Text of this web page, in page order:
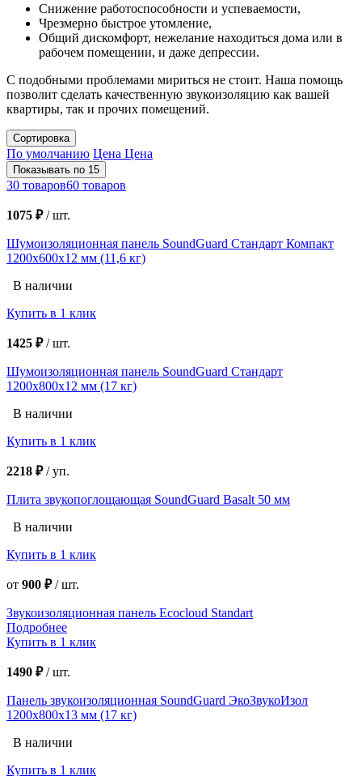
Снижение работоспособности и успеваемости,
Чрезмерно быстрое утомление,
Общий дискомфорт, нежелание находиться дома или в
рабочем помещении, и даже депрессии.
С подобными проблемами мириться не стоит. Наша помощь
позволит сделать качественную звукоизоляцию как вашей
квартиры, так и прочих помещений.
Сортировка
По умолчанию Цена Цена
Показывать по 15
30 товаров60 товаров
1075 ₽/шт.
Шумоизоляционная панель SoundGuard Стандарт Компакт
1200х600х12 мм (11,6 кг)
В наличии
Купить в 1 клик
1425 ₽/шт.
Шумоизоляционная панель SoundGuard Стандарт
1200х800х12 мм (17 кг)
В наличии
Купить в 1 клик
2218 ₽/уп.
Плита звукопоглощающая SoundGuard Basalt 50 мм
В наличии
Купить в 1 клик
от 900 ₽/шт.
Звукоизоляционная панель Ecocloud Standart
Подробнее
Купить в 1 клик
1490 ₽/шт.
Панель звукоизоляционная SoundGuard ЭкоЗвукоИзол
1200х800х13 мм (17 кг)
В наличии
Купить в 1 клик